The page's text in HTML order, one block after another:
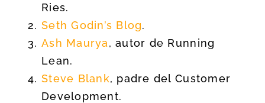
Ries.
Seth Godin’s Blog.
Ash Maurya, autor de Running
Lean.
Steve Blank, padre del Customer
Development.